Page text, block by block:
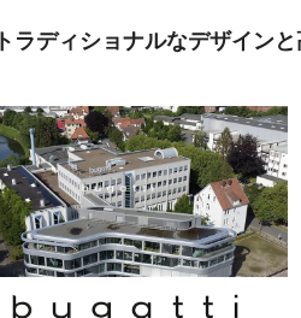
トラディショナルなデザイン